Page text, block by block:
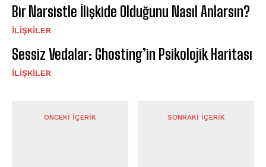
Bir Narsistle İlişkide Olduğunu Nasıl Anlarsın?
İLIŞKILER
Sessiz Vedalar: Ghosting’in Psikolojik Haritası
İLIŞKILER
ÖNCEKI İÇERIK SONRAKI İÇERIK